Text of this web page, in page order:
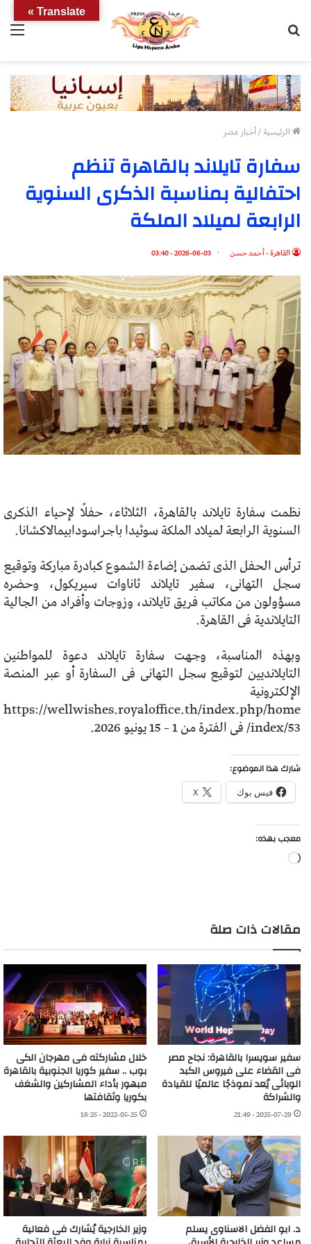
الرئيسية/أخبار مصر
سفارة تايلاند بالقاهرة تنظم
احتفالية بمناسبة الذكرى السنوية
الرابعة لميلاد الملكة
القاهرة - أحمد حسن 2026-06-03 - 03:40
نظمت سفارة تايلاند بالقاهرة، الثلاثاء، حفلًا لإحياء الذكرى
السنوية الرابعة لميلاد الملكة سوثيدا باجراسودابيمالاكشانا.
ترأس الحفل الذى تضمن إضاءة الشموع كبادرة مباركة وتوقيع
سجل التهانى، سفير تايلاند ثاناوات سيريكول، وحضره
مسؤولون من مكاتب فريق تايلاند، وزوجات وأفراد من الجالية
التايلاندية فى القاهرة.
وبهذه المناسبة، وجهت سفارة تايلاند دعوة للمواطنين
التايلانديين لتوقيع سجل التهانى فى السفارة أو عبر المنصة
الإلكترونية
https://wellwishes.royaloffice.th/index.php/home
/index/53 فى الفترة من 1 – 15 يونيو 2026.
شارك هذا الموضوع:
فيس بوك X
معجب بهذه:
جاري
مقالات ذات صلة
سفير سويسرا بالقاهرة: نجاح مصر
فى القضاء على فيروس الكبد
الوبائى يُعد نموذجًا عالميًا للقيادة
والشراكة
2025-07-29 - 21:49
خلال مشاركته فى مهرجان الكى
بوب .. سفير كوريا الجنوبية بالقاهرة
مبهور بأداء المشاركين والشغف
بكوريا وثقافتها
2022-05-25 - 16:25
د. ابو الفضل الاسناوى يسلم وزير الخارجية يُشارك فى فعالية
Translate »